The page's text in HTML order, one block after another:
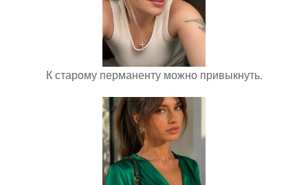
К старому перманенту можно привыкнуть.